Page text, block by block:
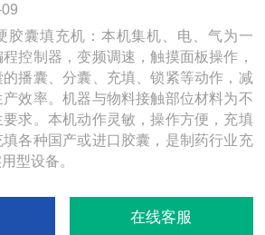
胶囊填充机：本机集机、电、气为一
控制器，变频调速，触摸面板操作，
播囊、分囊、充填、锁紧等动作，减
效率。机器与物料接触部位材料为不
求。本机动作灵敏，操作方便，充填
各种国产或进口胶囊，是制药行业充
型设备。
在线客服